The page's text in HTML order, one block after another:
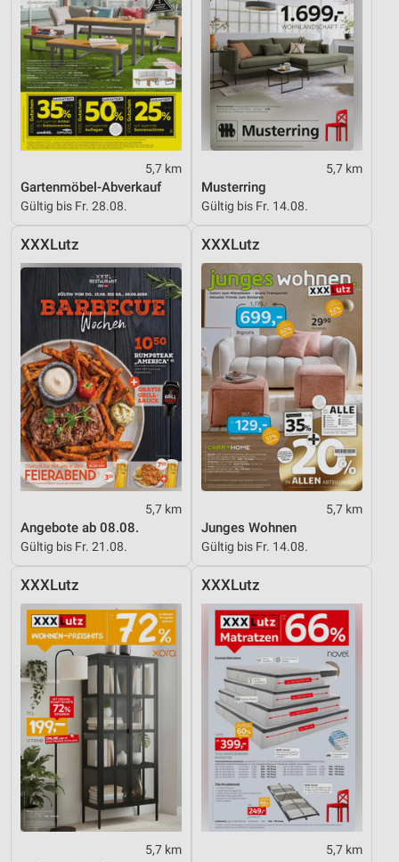
5,7 km
Gartenmöbel-Abverkauf
Gültig bis Fr. 28.08.
5,7 km
Musterring
Gültig bis Fr. 14.08.
XXXLutz
5,7 km
Angebote ab 08.08.
Gültig bis Fr. 21.08.
XXXLutz
5,7 km
Junges Wohnen
Gültig bis Fr. 14.08.
XXXLutz
5,7 km
XXXLutz
5,7 km